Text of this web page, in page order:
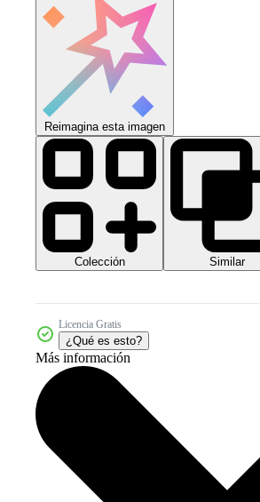
Reimagina esta imagen
Colección Similar
Licencia Gratis
¿Qué es esto?
Más información